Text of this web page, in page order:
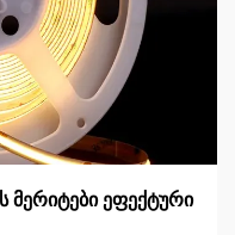
მერიტები ეფექტური